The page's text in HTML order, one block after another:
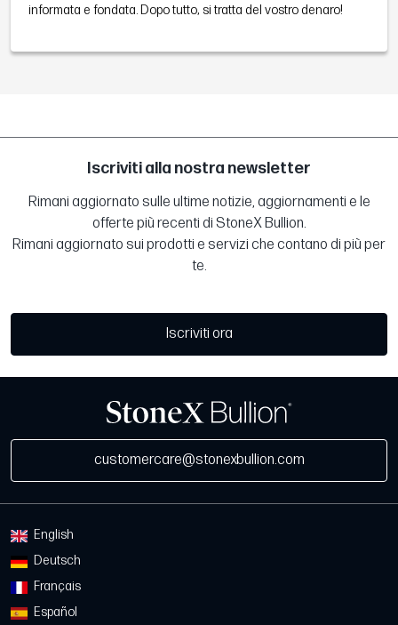
informata e fondata. Dopo tutto, si tratta del vostro denaro!
Iscriviti alla nostra newsletter
Rimani aggiornato sulle ultime notizie, aggiornamenti e le
offerte più recenti di StoneX Bullion.
Rimani aggiornato sui prodotti e servizi che contano di più per
te.
Iscriviti ora
customercare@stonexbullion.com
English
Deutsch
Français
Español